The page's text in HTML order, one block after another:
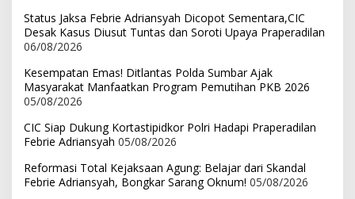
Status Jaksa Febrie Adriansyah Dicopot Sementara,CIC
Desak Kasus Diusut Tuntas dan Soroti Upaya Praperadilan
06/08/2026
Kesempatan Emas! Ditlantas Polda Sumbar Ajak
Masyarakat Manfaatkan Program Pemutihan PKB 2026
05/08/2026
CIC Siap Dukung Kortastipidkor Polri Hadapi Praperadilan
Febrie Adriansyah 05/08/2026
Reformasi Total Kejaksaan Agung: Belajar dari Skandal
Febrie Adriansyah, Bongkar Sarang Oknum! 05/08/2026